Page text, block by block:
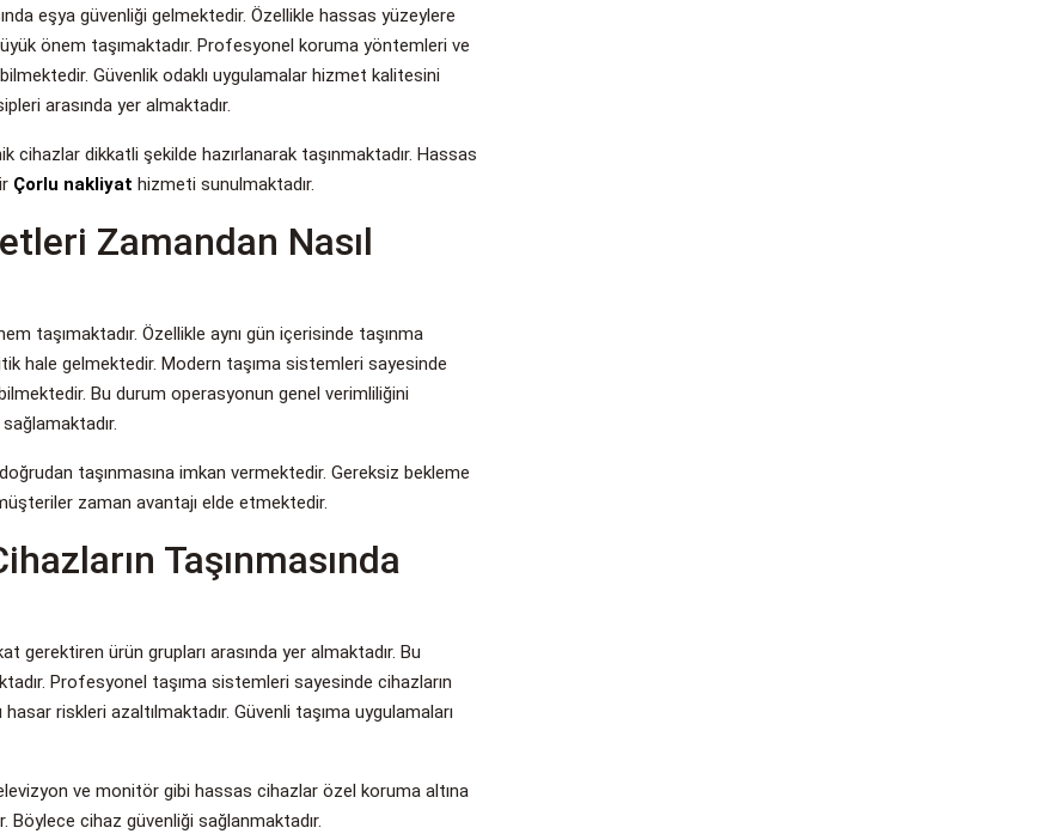
eşya güvenliği gelmektedir. Özellikle hassas yüzeylere
önem taşımaktadır. Profesyonel koruma yöntemleri ve
Güvenlik odaklı uygulamalar hizmet kalitesini
arasında yer almaktadır.
dikkatli şekilde hazırlanarak taşınmaktadır. Hassas
Çorlu nakliyat hizmeti sunulmaktadır.
Zamandan Nasıl
taşımaktadır. Özellikle aynı gün içerisinde taşınma
hale gelmektedir. Modern taşıma sistemleri sayesinde
Bu durum operasyonun genel verimliliğini
taşınmasına imkan vermektedir. Gereksiz bekleme
zaman avantajı elde etmektedir.
Taşınmasında
gerektiren ürün grupları arasında yer almaktadır. Bu
Profesyonel taşıma sistemleri sayesinde cihazların
riskleri azaltılmaktadır. Güvenli taşıma uygulamaları
ve monitör gibi hassas cihazlar özel koruma altına
Böylece cihaz güvenliği sağlanmaktadır.